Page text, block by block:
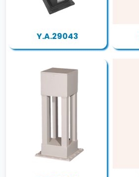
Y.A.29043